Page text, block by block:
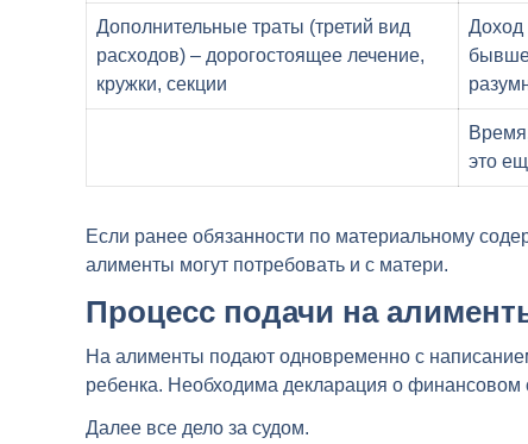
Дополнительные траты (третий вид
расходов) – дорогостоящее лечение,
кружки, секции
Доход
это
Если ранее обязанности по материальному
алименты могут потребовать и с матери.
Процесс подачи на
На алименты подают одновременно с
ребенка. Необходима декларация о финансовом
Далее все дело за судом.